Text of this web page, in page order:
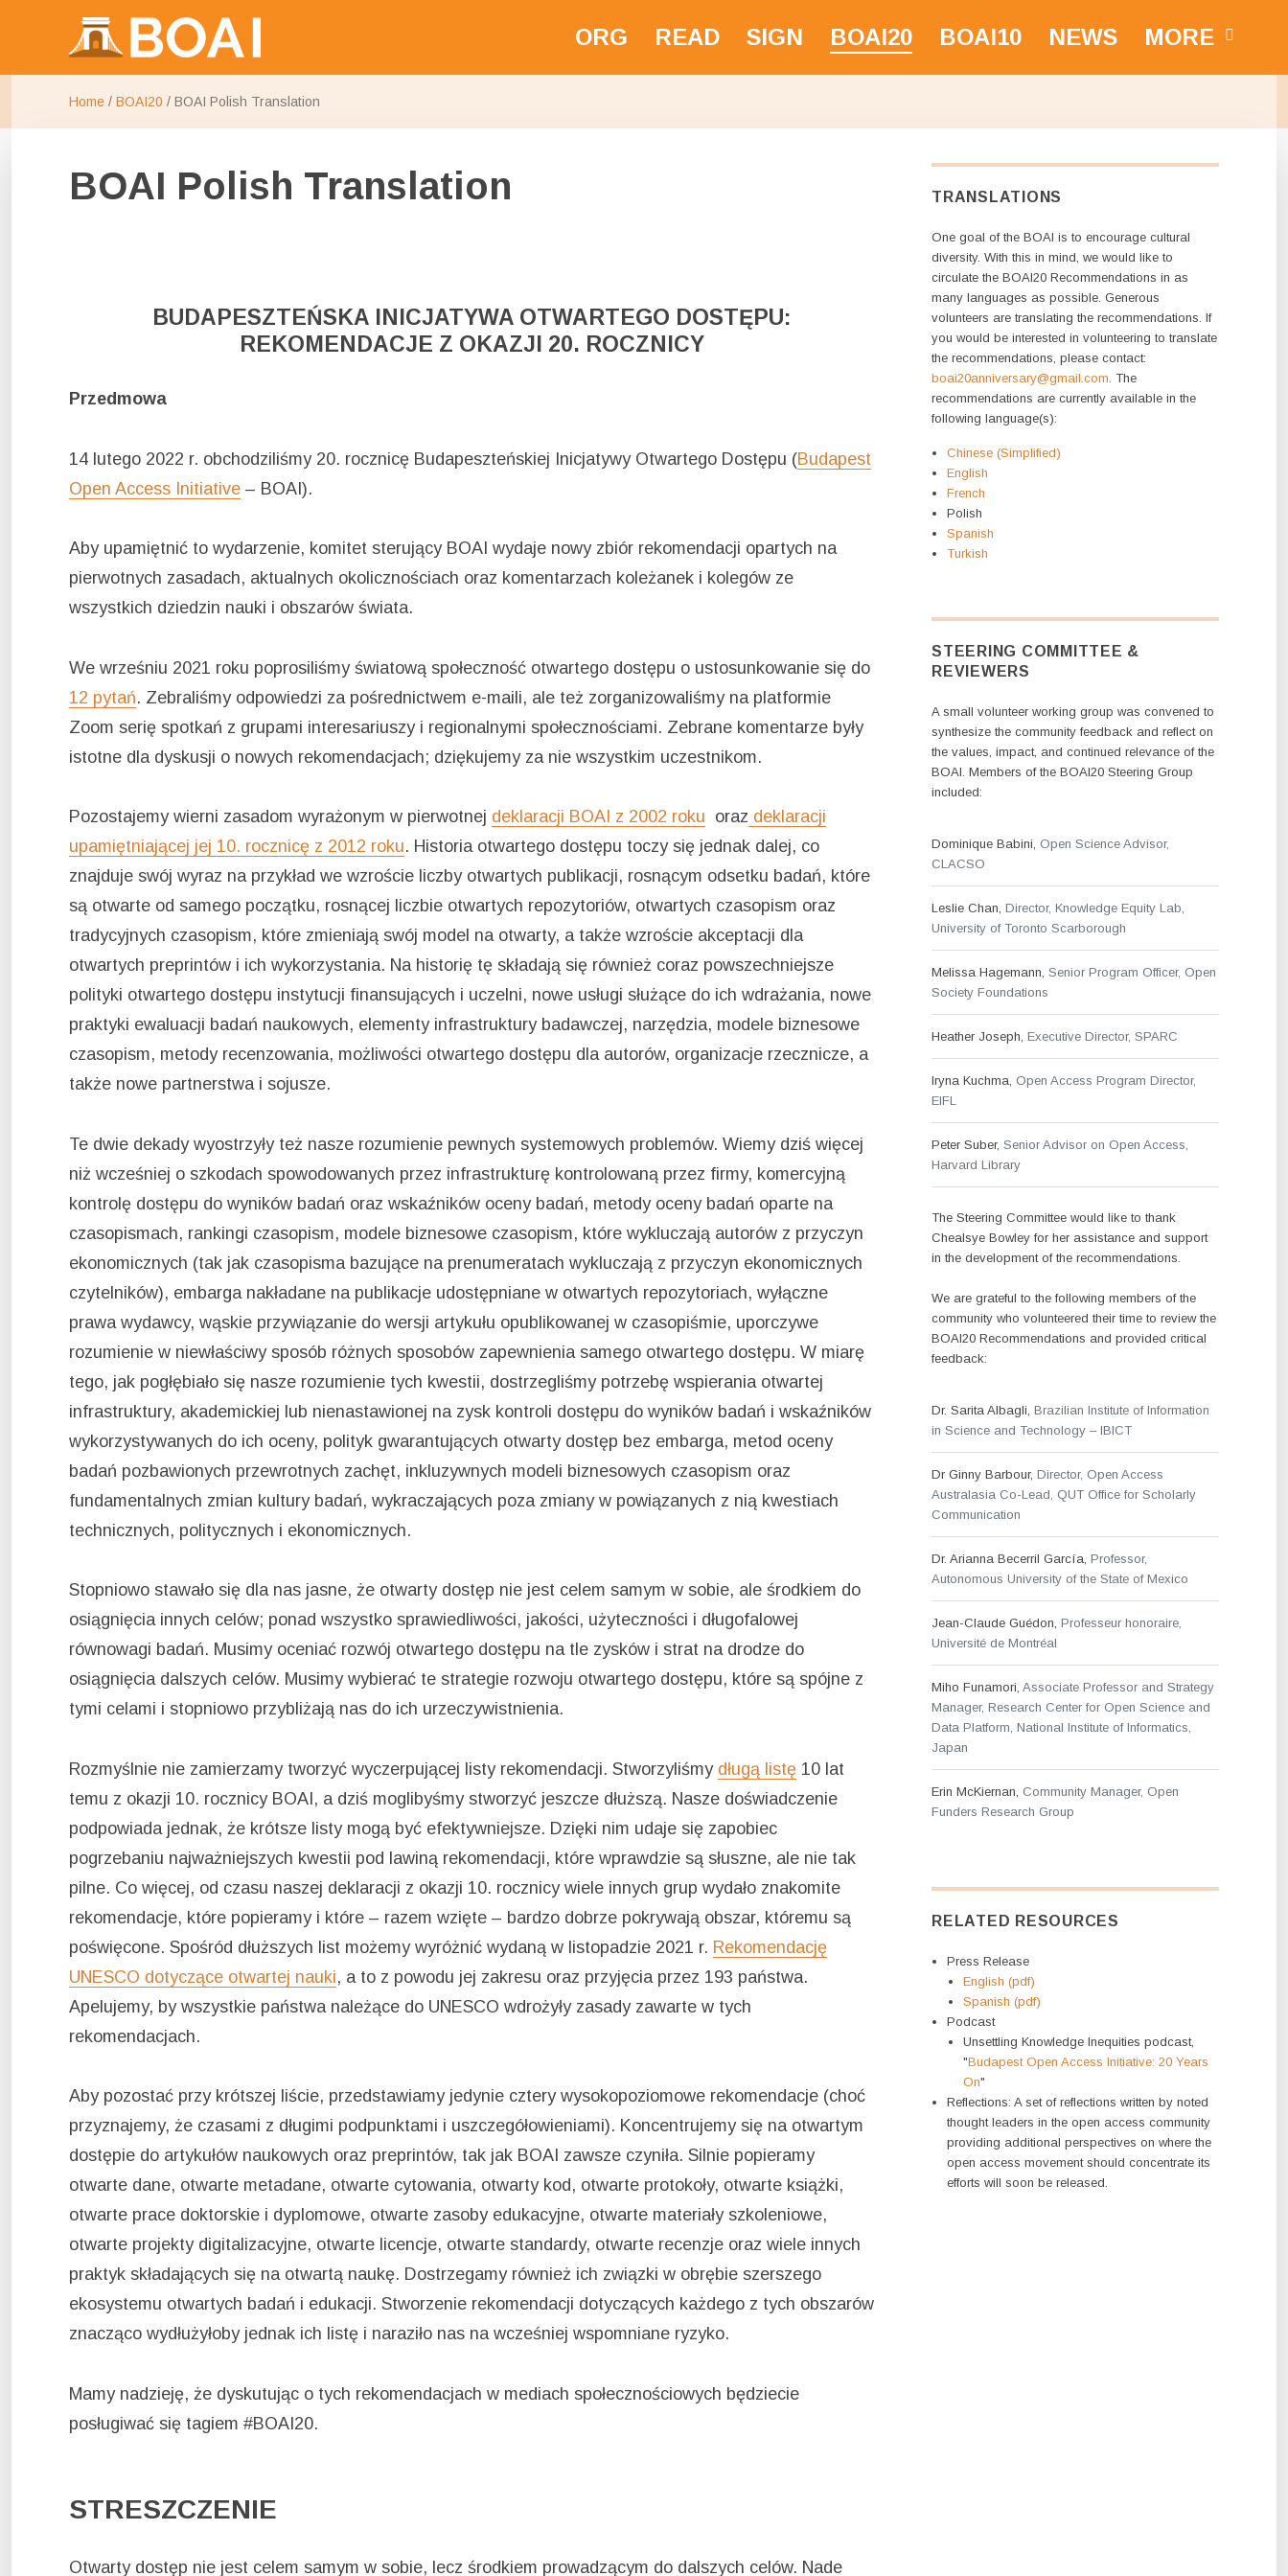
ORG READ SIGN BOAI20 BOAI10 NEWS MORE
Home / BOAI20 / BOAI Polish Translation
BOAI Polish Translation
BUDAPESZTEŃSKA INICJATYWA OTWARTEGO DOSTĘPU:
REKOMENDACJE Z OKAZJI 20. ROCZNICY
Przedmowa
14 lutego 2022 r. obchodziliśmy 20. rocznicę Budapeszteńskiej Inicjatywy Otwartego Dostępu (Budapest
Open Access Initiative – BOAI).
Aby upamiętnić to wydarzenie, komitet sterujący BOAI wydaje nowy zbiór rekomendacji opartych na
pierwotnych zasadach, aktualnych okolicznościach oraz komentarzach koleżanek i kolegów ze
wszystkich dziedzin nauki i obszarów świata.
We wrześniu 2021 roku poprosiliśmy światową społeczność otwartego dostępu o ustosunkowanie się do
12 pytań. Zebraliśmy odpowiedzi za pośrednictwem e-maili, ale też zorganizowaliśmy na platformie
Zoom serię spotkań z grupami interesariuszy i regionalnymi społecznościami. Zebrane komentarze były
istotne dla dyskusji o nowych rekomendacjach; dziękujemy za nie wszystkim uczestnikom.
Pozostajemy wierni zasadom wyrażonym w pierwotnej deklaracji BOAI z 2002 roku oraz deklaracji
upamiętniającej jej 10. rocznicę z 2012 roku. Historia otwartego dostępu toczy się jednak dalej, co
znajduje swój wyraz na przykład we wzroście liczby otwartych publikacji, rosnącym odsetku badań, które
są otwarte od samego początku, rosnącej liczbie otwartych repozytoriów, otwartych czasopism oraz
tradycyjnych czasopism, które zmieniają swój model na otwarty, a także wzroście akceptacji dla
otwartych preprintów i ich wykorzystania. Na historię tę składają się również coraz powszechniejsze
polityki otwartego dostępu instytucji finansujących i uczelni, nowe usługi służące do ich wdrażania, nowe
praktyki ewaluacji badań naukowych, elementy infrastruktury badawczej, narzędzia, modele biznesowe
czasopism, metody recenzowania, możliwości otwartego dostępu dla autorów, organizacje rzecznicze, a
także nowe partnerstwa i sojusze.
Te dwie dekady wyostrzyły też nasze rozumienie pewnych systemowych problemów. Wiemy dziś więcej
niż wcześniej o szkodach spowodowanych przez infrastrukturę kontrolowaną przez firmy, komercyjną
kontrolę dostępu do wyników badań oraz wskaźników oceny badań, metody oceny badań oparte na
czasopismach, rankingi czasopism, modele biznesowe czasopism, które wykluczają autorów z przyczyn
ekonomicznych (tak jak czasopisma bazujące na prenumeratach wykluczają z przyczyn ekonomicznych
czytelników), embarga nakładane na publikacje udostępniane w otwartych repozytoriach, wyłączne
prawa wydawcy, wąskie przywiązanie do wersji artykułu opublikowanej w czasopiśmie, uporczywe
rozumienie w niewłaściwy sposób różnych sposobów zapewnienia samego otwartego dostępu. W miarę
tego, jak pogłębiało się nasze rozumienie tych kwestii, dostrzegliśmy potrzebę wspierania otwartej
infrastruktury, akademickiej lub nienastawionej na zysk kontroli dostępu do wyników badań i wskaźników
wykorzystywanych do ich oceny, polityk gwarantujących otwarty dostęp bez embarga, metod oceny
badań pozbawionych przewrotnych zachęt, inkluzywnych modeli biznesowych czasopism oraz
fundamentalnych zmian kultury badań, wykraczających poza zmiany w powiązanych z nią kwestiach
technicznych, politycznych i ekonomicznych.
Stopniowo stawało się dla nas jasne, że otwarty dostęp nie jest celem samym w sobie, ale środkiem do
osiągnięcia innych celów; ponad wszystko sprawiedliwości, jakości, użyteczności i długofalowej
równowagi badań. Musimy oceniać rozwój otwartego dostępu na tle zysków i strat na drodze do
osiągnięcia dalszych celów. Musimy wybierać te strategie rozwoju otwartego dostępu, które są spójne z
tymi celami i stopniowo przybliżają nas do ich urzeczywistnienia.
Rozmyślnie nie zamierzamy tworzyć wyczerpującej listy rekomendacji. Stworzyliśmy długą listę 10 lat
temu z okazji 10. rocznicy BOAI, a dziś moglibyśmy stworzyć jeszcze dłuższą. Nasze doświadczenie
podpowiada jednak, że krótsze listy mogą być efektywniejsze. Dzięki nim udaje się zapobiec
pogrzebaniu najważniejszych kwestii pod lawiną rekomendacji, które wprawdzie są słuszne, ale nie tak
pilne. Co więcej, od czasu naszej deklaracji z okazji 10. rocznicy wiele innych grup wydało znakomite
rekomendacje, które popieramy i które – razem wzięte – bardzo dobrze pokrywają obszar, któremu są
poświęcone. Spośród dłuższych list możemy wyróżnić wydaną w listopadzie 2021 r. Rekomendację
UNESCO dotyczące otwartej nauki, a to z powodu jej zakresu oraz przyjęcia przez 193 państwa.
Apelujemy, by wszystkie państwa należące do UNESCO wdrożyły zasady zawarte w tych
rekomendacjach.
Aby pozostać przy krótszej liście, przedstawiamy jedynie cztery wysokopoziomowe rekomendacje (choć
przyznajemy, że czasami z długimi podpunktami i uszczegółowieniami). Koncentrujemy się na otwartym
dostępie do artykułów naukowych oraz preprintów, tak jak BOAI zawsze czyniła. Silnie popieramy
otwarte dane, otwarte metadane, otwarte cytowania, otwarty kod, otwarte protokoły, otwarte książki,
otwarte prace doktorskie i dyplomowe, otwarte zasoby edukacyjne, otwarte materiały szkoleniowe,
otwarte projekty digitalizacyjne, otwarte licencje, otwarte standardy, otwarte recenzje oraz wiele innych
praktyk składających się na otwartą naukę. Dostrzegamy również ich związki w obrębie szerszego
ekosystemu otwartych badań i edukacji. Stworzenie rekomendacji dotyczących każdego z tych obszarów
znacząco wydłużyłoby jednak ich listę i naraziło nas na wcześniej wspomniane ryzyko.
Mamy nadzieję, że dyskutując o tych rekomendacjach w mediach społecznościowych będziecie
posługiwać się tagiem #BOAI20.
STRESZCZENIE
Otwarty dostęp nie jest celem samym w sobie, lecz środkiem prowadzącym do dalszych celów. Nade
TRANSLATIONS
One goal of the BOAI is to encourage cultural
diversity. With this in mind, we would like to
circulate the BOAI20 Recommendations in as
many languages as possible. Generous
volunteers are translating the recommendations. If
you would be interested in volunteering to translate
the recommendations, please contact:
boai20anniversary@gmail.com. The
recommendations are currently available in the
following language(s):
Chinese (Simplified)
English
French
Polish
Spanish
Turkish
STEERING COMMITTEE &
REVIEWERS
A small volunteer working group was convened to
synthesize the community feedback and reflect on
the values, impact, and continued relevance of the
BOAI. Members of the BOAI20 Steering Group
included:
Dominique Babini, Open Science Advisor,
CLACSO
Leslie Chan, Director, Knowledge Equity Lab,
University of Toronto Scarborough
Melissa Hagemann, Senior Program Officer, Open
Society Foundations
Heather Joseph, Executive Director, SPARC
Iryna Kuchma, Open Access Program Director,
EIFL
Peter Suber, Senior Advisor on Open Access,
Harvard Library
The Steering Committee would like to thank
Chealsye Bowley for her assistance and support
in the development of the recommendations.
We are grateful to the following members of the
community who volunteered their time to review the
BOAI20 Recommendations and provided critical
feedback:
Dr. Sarita Albagli, Brazilian Institute of Information
in Science and Technology – IBICT
Dr Ginny Barbour, Director, Open Access
Australasia Co-Lead, QUT Office for Scholarly
Communication
Dr. Arianna Becerril García, Professor,
Autonomous University of the State of Mexico
Jean-Claude Guédon, Professeur honoraire,
Université de Montréal
Miho Funamori, Associate Professor and Strategy
Manager, Research Center for Open Science and
Data Platform, National Institute of Informatics,
Japan
Erin McKiernan, Community Manager, Open
Funders Research Group
RELATED RESOURCES
Press Release
English (pdf)
Spanish (pdf)
Podcast
Unsettling Knowledge Inequities podcast,
"Budapest Open Access Initiative: 20 Years
On"
Reflections: A set of reflections written by noted
thought leaders in the open access community
providing additional perspectives on where the
open access movement should concentrate its
efforts will soon be released.